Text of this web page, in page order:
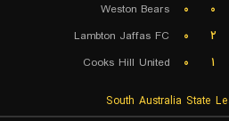
۰ ۰
Weston Bears
۲ ۰
Lambton Jaffas FC
۱ ۰ Cooks Hill United